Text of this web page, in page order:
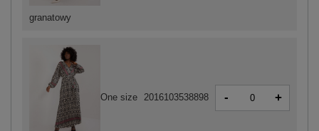
One size 2016103538898 - +
granatowy